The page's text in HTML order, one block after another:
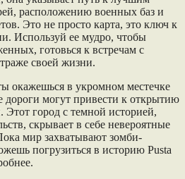
расположению военных баз и
Это не просто карта, это ключ к
Используй ее мудро, чтобы
готовься к встречам с
своей жизни.
окажешься в укромном местечке
дороги могут привести к открытию
Этот город с темной историей,
скрывает в себе невероятные
мир захватывают зомби-
погрузиться в историю Pusta